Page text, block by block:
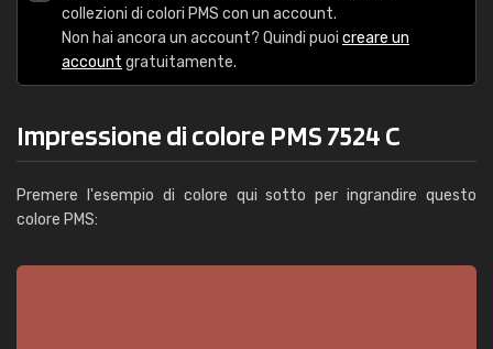
collezioni di colori PMS con un account.
Non hai ancora un account? Quindi puoi creare un
account gratuitamente.
Impressione di colore PMS 7524 C
Premere l'esempio di colore qui sotto per ingrandire questo
colore PMS: